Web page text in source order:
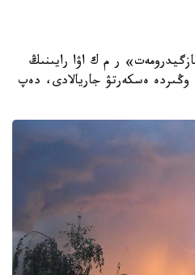
ر م ك اۋا رايىنىڭ
وڭىردە ەسكەرتۋ جاريالادى، دەپ